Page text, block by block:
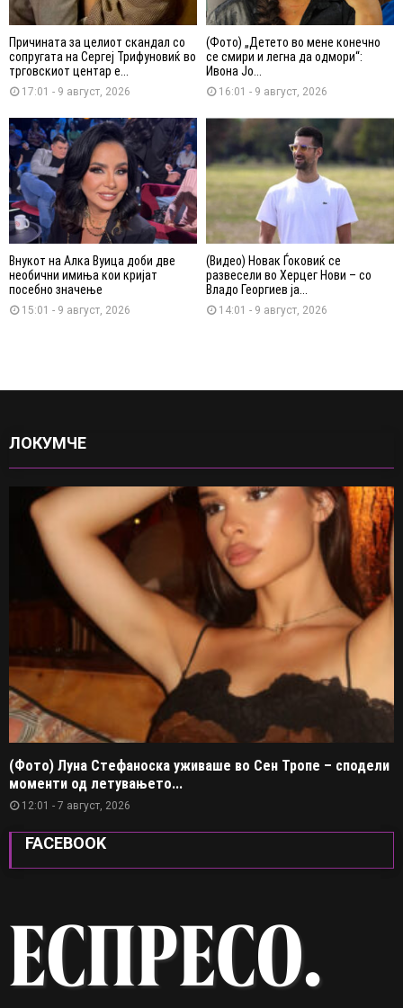
Причината за целиот скандал со
сопругата на Сергеј Трифуновиќ во
трговскиот центар е...
17:01 - 9 август, 2026
(Фото) „Детето во мене конечно
се смири и легна да одмори“:
Ивона Јо...
16:01 - 9 август, 2026
Внукот на Алка Вуица доби две
необични имиња кои кријат
посебно значење
15:01 - 9 август, 2026
(Видео) Новак Ѓоковиќ се
развесели во Херцег Нови – со
Владо Георгиев ја...
14:01 - 9 август, 2026
ЛОКУМЧЕ
(Фото) Луна Стефаноска уживаше во Сен Тропе – сподели
моменти од летувањето...
12:01 - 7 август, 2026
FACEBOOK